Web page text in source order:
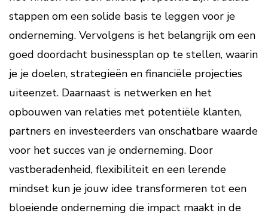
stappen om een solide basis te leggen voor je
onderneming. Vervolgens is het belangrijk om een
goed doordacht businessplan op te stellen, waarin
je je doelen, strategieën en financiële projecties
uiteenzet. Daarnaast is netwerken en het
opbouwen van relaties met potentiële klanten,
partners en investeerders van onschatbare waarde
voor het succes van je onderneming. Door
vastberadenheid, flexibiliteit en een lerende
mindset kun je jouw idee transformeren tot een
bloeiende onderneming die impact maakt in de